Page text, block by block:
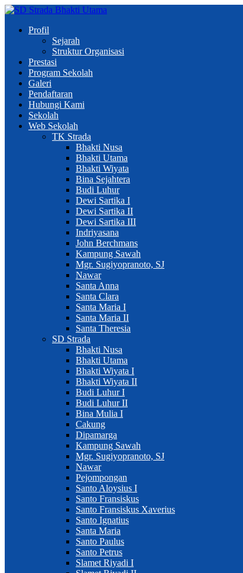
Profil
Sejarah
Struktur Organisasi
Prestasi
Program Sekolah
Galeri
Pendaftaran
Hubungi Kami
Sekolah
Web Sekolah
TK Strada
Bhakti Nusa
Bhakti Utama
Bhakti Wiyata
Bina Sejahtera
Budi Luhur
Dewi Sartika I
Dewi Sartika II
Dewi Sartika III
Indriyasana
John Berchmans
Kampung Sawah
Mgr. Sugiyopranoto, SJ
Nawar
Santa Anna
Santa Clara
Santa Maria I
Santa Maria II
Santa Theresia
SD Strada
Bhakti Nusa
Bhakti Utama
Bhakti Wiyata I
Bhakti Wiyata II
Budi Luhur I
Budi Luhur II
Bina Mulia I
Cakung
Dipamarga
Kampung Sawah
Mgr. Sugiyopranoto, SJ
Nawar
Pejompongan
Santo Aloysius I
Santo Fransiskus
Santo Fransiskus Xaverius
Santo Ignatius
Santa Maria
Santo Paulus
Santo Petrus
Slamet Riyadi I